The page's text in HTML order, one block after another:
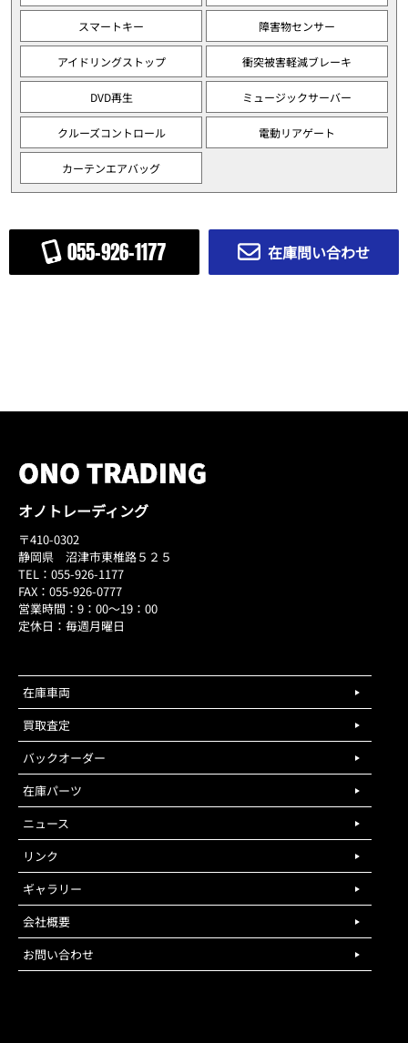
スマートキー 障害物センサー
アイドリングストップ 衝突被害軽減ブレーキ
DVD再生 ミュージックサーバー
クルーズコントロール 電動リアゲート
カーテンエアバッグ
055-926-1177 在庫問い合わせ
オノトレーディング
〒410-0302
静岡県 沼津市東椎路５２５
TEL：055-926-1177
FAX：055-926-0777
営業時間：9：00～19：00
定休日：毎週月曜日
在庫車両
買取査定
バックオーダー
在庫パーツ
ニュース
リンク
ギャラリー
会社概要
お問い合わせ